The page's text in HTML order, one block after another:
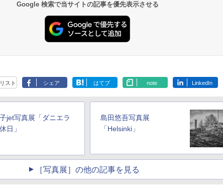
Google 検索で当サイトの記事を優先表示させる
リスト シェア はてブ note LinkedIn
jet写真展「ダニエラ
日」
島田悠吾写真展
「Helsinki」
［写真展］の他の記事を見る